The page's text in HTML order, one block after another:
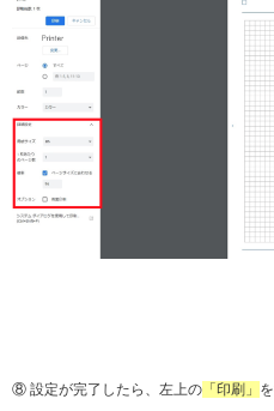
⑧ 設定が完了したら、左上の 「印刷」